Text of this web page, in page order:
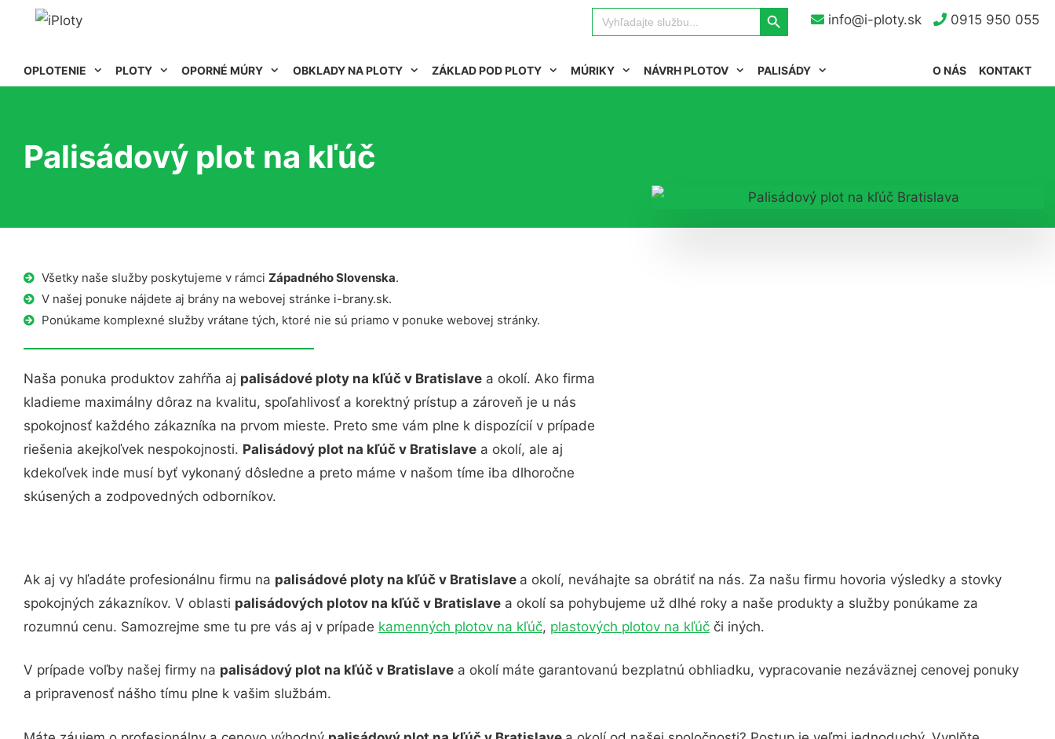
info@i-ploty.sk 0915 950 055
Search
for:
Search Button
OPLOTENIE PLOTY OPORNÉ MÚRY OBKLADY NA PLOTY ZÁKLAD POD PLOTY MÚRIKY NÁVRH PLOTOV PALISÁDY KONTAKT
O NÁS
Palisádový plot na kľúč
Všetky naše služby poskytujeme v rámci Západného Slovenska.
V našej ponuke nájdete aj brány na webovej stránke i-brany.sk.
Ponúkame komplexné služby vrátane tých, ktoré nie sú priamo v ponuke webovej stránky.
Naša ponuka produktov zahŕňa aj palisádové ploty na kľúč v Bratislave a okolí. Ako firma
kladieme maximálny dôraz na kvalitu, spoľahlivosť a korektný prístup a zároveň je u nás
spokojnosť každého zákazníka na prvom mieste. Preto sme vám plne k dispozícií v prípade
riešenia akejkoľvek nespokojnosti. Palisádový plot na kľúč v Bratislave a okolí, ale aj
kdekoľvek inde musí byť vykonaný dôsledne a preto máme v našom tíme iba dlhoročne
skúsených a zodpovedných odborníkov.
Ak aj vy hľadáte profesionálnu firmu na palisádové ploty na kľúč v Bratislave a okolí, neváhajte sa obrátiť na nás. Za našu firmu hovoria výsledky a stovky
spokojných zákazníkov. V oblasti palisádových plotov na kľúč v Bratislave a okolí sa pohybujeme už dlhé roky a naše produkty a služby ponúkame za
rozumnú cenu. Samozrejme sme tu pre vás aj v prípade kamenných plotov na kľúč, plastových plotov na kľúč či iných.
V prípade voľby našej firmy na palisádový plot na kľúč v Bratislave a okolí máte garantovanú bezplatnú obhliadku, vypracovanie nezáväznej cenovej ponuky
a pripravenosť nášho tímu plne k vašim službám.